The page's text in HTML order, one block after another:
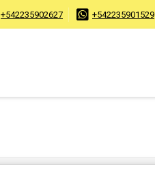
+542235902627 +542235901529